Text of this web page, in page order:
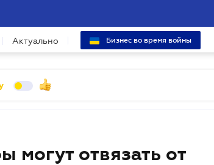
Актуально Бизнес во время войны
отвязать от